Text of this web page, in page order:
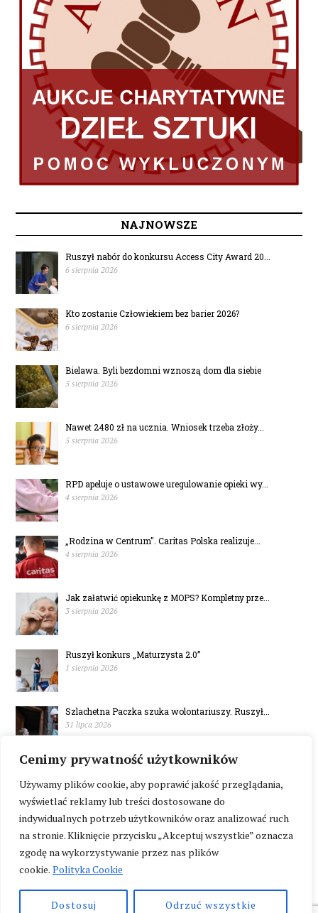
Cenimy prywatność użytkowników
Używamy plików cookie, aby poprawić jakość przeglądania,
wyświetlać reklamy lub treści dostosowane do
indywidualnych potrzeb użytkowników oraz analizować ruch
na stronie. Kliknięcie przycisku „Akceptuj wszystkie” oznacza
zgodę na wykorzystywanie przez nas plików
cookie. Polityka Cookie
Dostosuj Odrzuć wszystkie
NAJNOWSZE
Ruszył nabór do konkursu Access City Award 20...
6 sierpnia 2026
Kto zostanie Człowiekiem bez barier 2026?
6 sierpnia 2026
Bielawa. Byli bezdomni wznoszą dom dla siebie
5 sierpnia 2026
Nawet 2480 zł na ucznia. Wniosek trzeba złoży...
5 sierpnia 2026
RPD apeluje o ustawowe uregulowanie opieki wy...
4 sierpnia 2026
„Rodzina w Centrum". Caritas Polska realizuje...
4 sierpnia 2026
Jak załatwić opiekunkę z MOPS? Kompletny prze...
3 sierpnia 2026
Ruszył konkurs „Maturzysta 2.0”
1 sierpnia 2026
Szlachetna Paczka szuka wolontariuszy. Ruszył...
31 lipca 2026
W Polsce brakuje mieszkań wspomaganych
30 lipca 2026